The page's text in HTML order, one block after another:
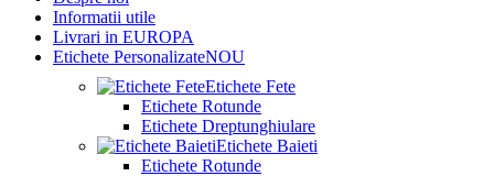
Informatii utile
Livrari in EUROPA
Etichete PersonalizateNOU
Etichete Fete
Etichete Rotunde
Etichete Dreptunghiulare
Etichete Baieti
Etichete Rotunde